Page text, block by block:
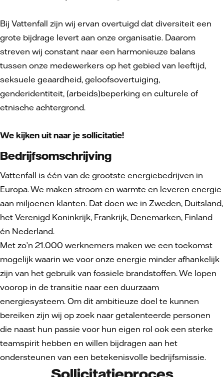
Bij Vattenfall zijn wij ervan overtuigd dat diversiteit een
grote bijdrage levert aan onze organisatie. Daarom
streven wij constant naar een harmonieuze balans
tussen onze medewerkers op het gebied van leeftijd,
seksuele geaardheid, geloofsovertuiging,
genderidentiteit, (arbeids)beperking en culturele of
etnische achtergrond.
We kijken uit naar je sollicitatie!
Bedrijfsomschrijving
Vattenfall is één van de grootste energiebedrijven in
Europa. We maken stroom en warmte en leveren energie
aan miljoenen klanten. Dat doen we in Zweden, Duitsland,
het Verenigd Koninkrijk, Frankrijk, Denemarken, Finland
én Nederland.
Met zo’n 21.000 werknemers maken we een toekomst
mogelijk waarin we voor onze energie minder afhankelijk
zijn van het gebruik van fossiele brandstoffen. We lopen
voorop in de transitie naar een duurzaam
energiesysteem. Om dit ambitieuze doel te kunnen
bereiken zijn wij op zoek naar getalenteerde personen
die naast hun passie voor hun eigen rol ook een sterke
teamspirit hebben en willen bijdragen aan het
ondersteunen van een betekenisvolle bedrijfsmissie.
Sollicitatieproces